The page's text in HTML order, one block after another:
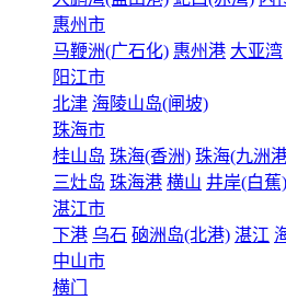
惠州市
马鞭洲(广石化) 惠州港 大亚湾
阳江市
北津 海陵山岛(闸坡)
珠海市
桂山岛 珠海(香洲) 珠海(九洲
三灶岛 珠海港 横山 井岸(白蕉)
湛江市
下港 乌石 硇洲岛(北港) 湛江
中山市
横门